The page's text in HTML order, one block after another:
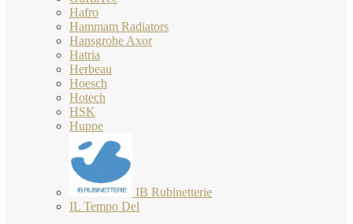
Hafro
Hammam Radiators
Hansgrohe Axor
Hatria
Herbeau
Hoesch
Hotech
HSK
Huppe
IB Rubinetterie
IL Tempo Del